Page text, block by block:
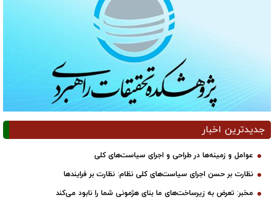
جدیدترین اخبار
عوامل و زمینه‌ها در طراحی و اجرای سیاست‌های کلی
نظارت بر حسن اجرای سیاست‌های کلی نظام: نظارت بر فرایندها
مخبر: تعرض به زیرساخت‌های ما بنای هژمونی شما را نابود می‌کند